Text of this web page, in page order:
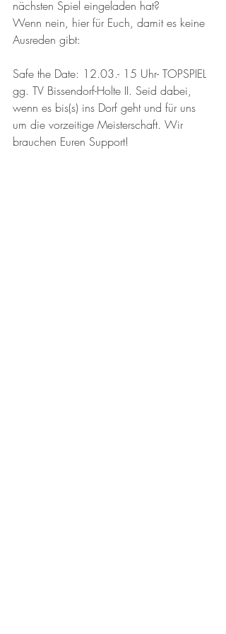
nächsten Spiel eingeladen hat?
Wenn nein, hier für Euch, damit es keine
Ausreden gibt:
Safe the Date: 12.03.- 15 Uhr- TOPSPIEL
gg. TV Bissendorf-Holte II. Seid dabei,
wenn es bis(s) ins Dorf geht und für uns
um die vorzeitige Meisterschaft. Wir
brauchen Euren Support!